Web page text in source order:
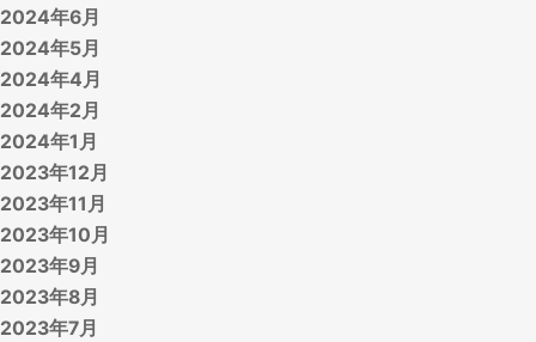
2024年6月
2024年5月
2024年4月
2024年2月
2024年1月
2023年12月
2023年11月
2023年10月
2023年9月
2023年8月
2023年7月